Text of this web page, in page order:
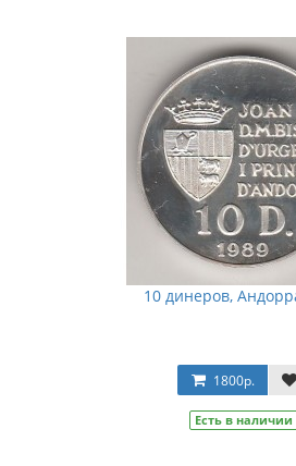
10 динеров,
1800р.
Есть в наличии